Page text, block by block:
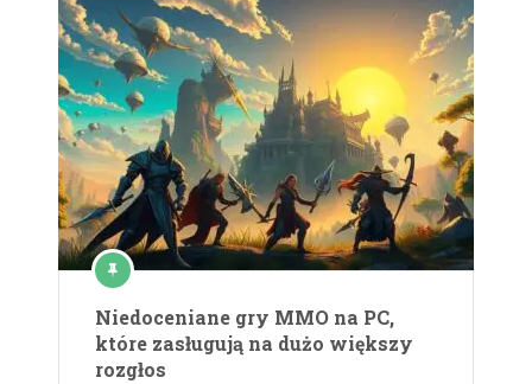
Niedoceniane gry MMO na PC,
które zasługują na dużo większy
rozgłos